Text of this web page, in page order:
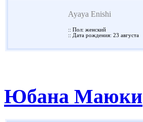
Ayaya Enishi
:: Пол: женский
:: Дата рождения: 23 августа
Юбана Маюки